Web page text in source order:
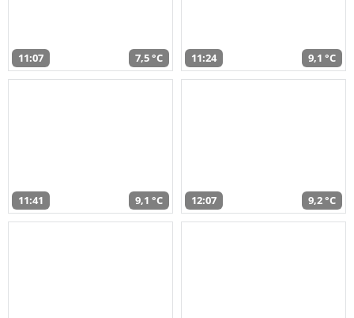
11:07 7,5 °C 11:24 9,1 °C
11:41 9,1 °C 12:07 9,2 °C